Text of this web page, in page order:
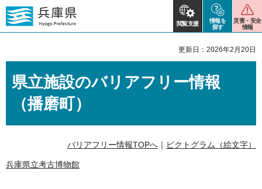
閲覧支援
情報を
探す
災害・安全
情報
更新日：2026年2月20日
県立施設のバリアフリー情報
（播磨町）
バリアフリー情報TOPへ ｜ ピクトグラム（絵文字）
兵庫県立考古博物館